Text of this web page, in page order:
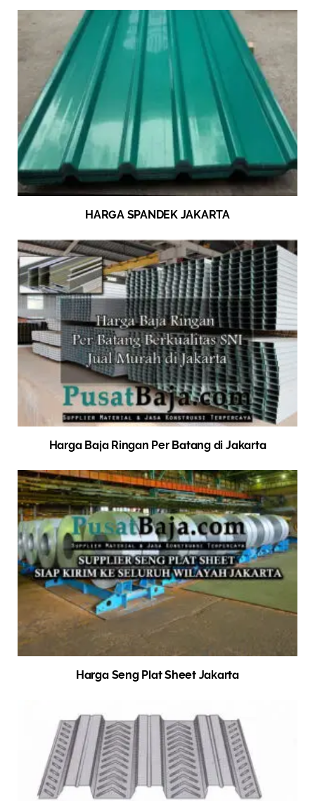
HARGA SPANDEK JAKARTA
Harga Baja Ringan Per Batang di Jakarta
Harga Seng Plat Sheet Jakarta